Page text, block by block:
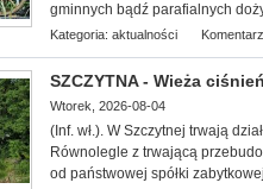
gminnych bądź parafialnych
Kategoria: aktualności
SZCZYTNA - Wieża
Wtorek, 2026-08-04
(Inf. wł.). W Szczytnej trwają
Równolegle z trwającą
od państwowej spółki